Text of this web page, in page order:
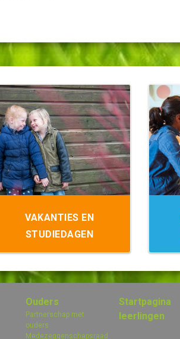
VAKANTIES EN
STUDIEDAGEN
Ouders
Partnerschap met
ouders
Medezeggenschapsraad
Startpagina
leerlingen